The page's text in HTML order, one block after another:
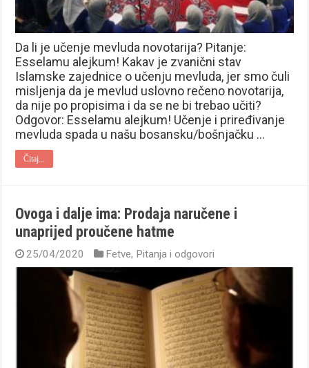
Da li je učenje mevluda novotarija? Pitanje:
Esselamu alejkum! Kakav je zvanični stav
Islamske zajednice o učenju mevluda, jer smo čuli
misljenja da je mevlud uslovno rečeno novotarija,
da nije po propisima i da se ne bi trebao učiti?
Odgovor: Esselamu alejkum! Učenje i priređivanje
mevluda spada u našu bosansku/bošnjačku …
Čitaj...
Ovoga i dalje ima: Prodaja naručene i
unaprijed proučene hatme
25/04/2020 Fetve, Pitanja i odgovori